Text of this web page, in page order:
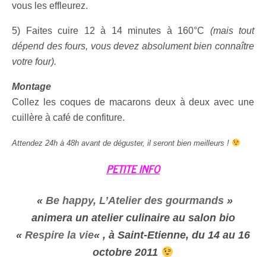
vous les effleurez.
5) Faites cuire 12 à 14 minutes à 160°C (mais tout
dépend des fours, vous devez absolument bien connaître
votre four).
Montage
Collez les coques de macarons deux à deux avec une
cuillère à café de confiture.
Attendez 24h à 48h avant de déguster, il seront bien meilleurs !
PETITE INFO
« Be happy, L’Atelier des gourmands»
animera un atelier culinaire au salon bio
« Respire la vie« , à Saint-Etienne, du 14 au 16
octobre 2011